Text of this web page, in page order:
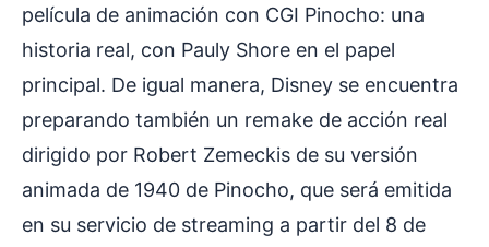
película de animación con CGI Pinocho: una
historia real, con Pauly Shore en el papel
principal. De igual manera, Disney se encuentra
preparando también un remake de acción real
dirigido por Robert Zemeckis de su versión
animada de 1940 de Pinocho, que será emitida
en su servicio de streaming a partir del 8 de